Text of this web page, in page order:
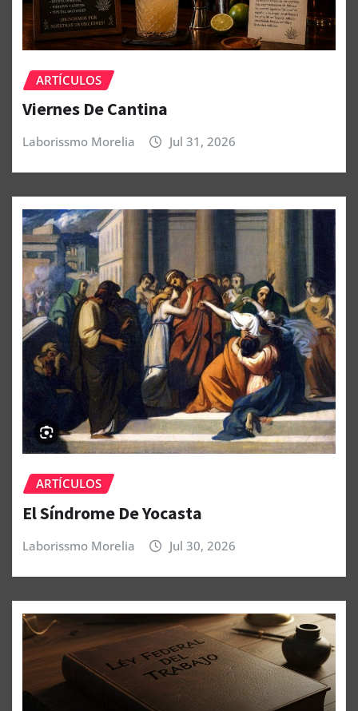
ARTÍCULOS
Viernes De Cantina
Laborissmo Morelia Jul 31, 2026
ARTÍCULOS
El Síndrome De Yocasta
Laborissmo Morelia Jul 30, 2026